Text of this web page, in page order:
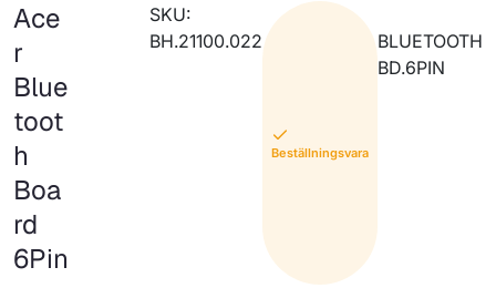
Ace
r
Blue
toot
h
Boa
rd
6Pin
SKU:
BH.21100.022
Beställningsvara
BLUETOOTH
BD.6PIN